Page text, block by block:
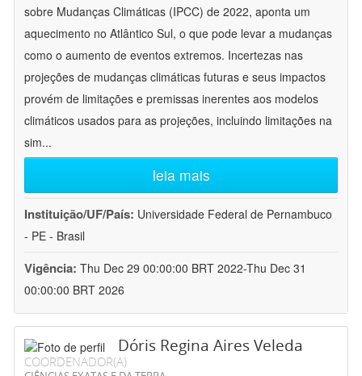
sobre Mudanças Climáticas (IPCC) de 2022, aponta um
aquecimento no Atlântico Sul, o que pode levar a mudanças
como o aumento de eventos extremos. Incertezas nas
projeções de mudanças climáticas futuras e seus impactos
provém de limitações e premissas inerentes aos modelos
climáticos usados para as projeções, incluindo limitações na
sim...
leia mais
Instituição/UF/País: Universidade Federal de Pernambuco
- PE - Brasil
Vigência: Thu Dec 29 00:00:00 BRT 2022-Thu Dec 31
00:00:00 BRT 2026
Dóris Regina Aires Veleda
COORDENADOR(A)